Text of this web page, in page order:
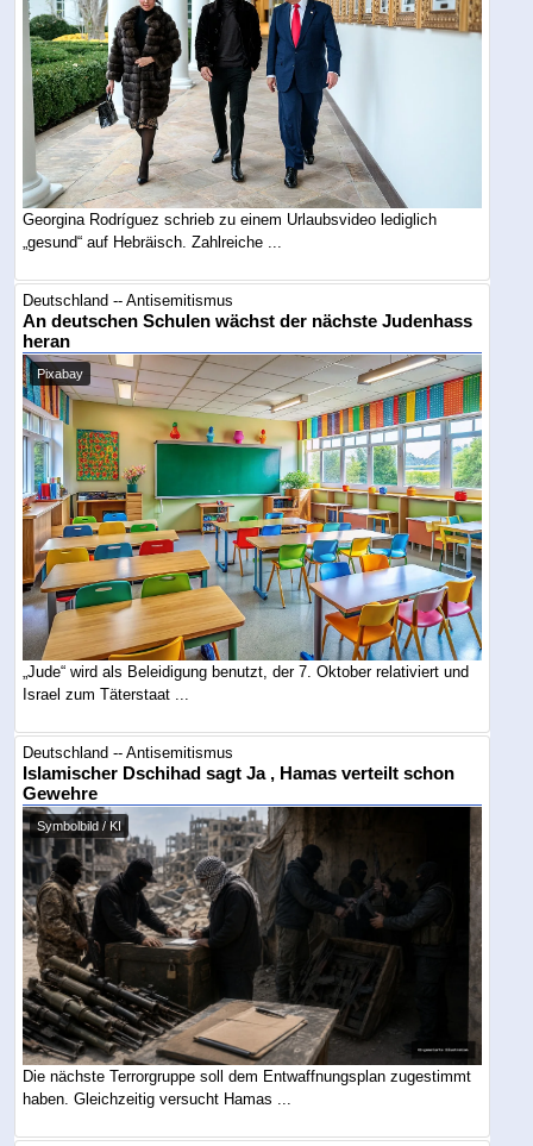
Georgina Rodríguez schrieb zu einem Urlaubsvideo lediglich
„gesund“ auf Hebräisch. Zahlreiche ...
Deutschland -- Antisemitismus
An deutschen Schulen wächst der nächste Judenhass
heran
Pixabay
„Jude“ wird als Beleidigung benutzt, der 7. Oktober relativiert und
Israel zum Täterstaat ...
Deutschland -- Antisemitismus
Islamischer Dschihad sagt Ja , Hamas verteilt schon
Gewehre
Symbolbild / KI
Die nächste Terrorgruppe soll dem Entwaffnungsplan zugestimmt
haben. Gleichzeitig versucht Hamas ...